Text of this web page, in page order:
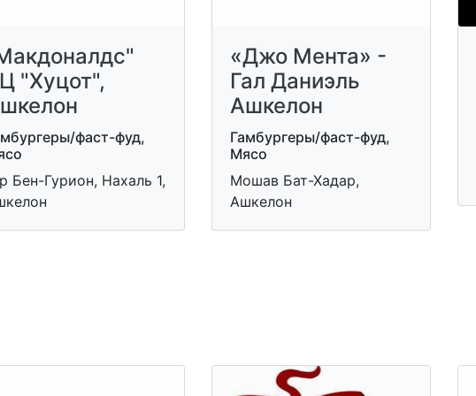
"Хуцот",
фаст-фуд,
Бен-Гурион, Нахаль 1,
«Джо Мента» -
Гал Даниэль
Ашкелон
Гамбургеры/фаст-фуд,
Мясо
Мошав Бат-Хадар,
Ашкелон